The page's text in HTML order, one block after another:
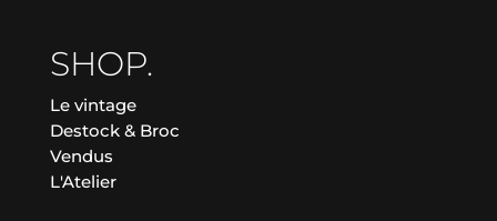
SHOP.
Le vintage
Destock & Broc
Vendus
L'Atelier